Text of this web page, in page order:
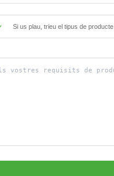
Si us plau, trieu el tipus de producte